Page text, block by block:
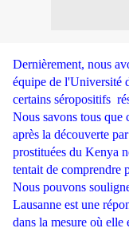
Dernièrement, nous
équipe de l'Université
certains séropositifs
Nous savons tous que
après la découverte
prostituées du Kenya
tentait de comprendre
Nous pouvons
Lausanne est une
dans la mesure où